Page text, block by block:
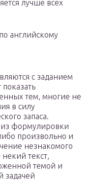
лучше всех
английскому
с заданием
тем, многие не
в силу
запаса.
из формулировки
произвольно и
незнакомого
текст,
темой и
задачей